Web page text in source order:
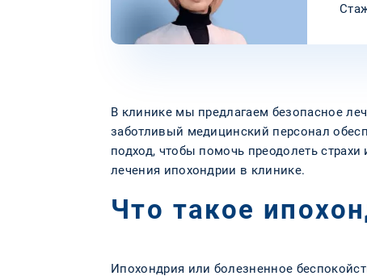
В клинике мы предлагаем безопасное
заботливый медицинский персонал
подход, чтобы помочь преодолеть
лечения ипохондрии в клинике.
Что такое
Ипохондрия или болезненное